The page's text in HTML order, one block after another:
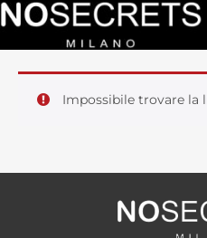
Impossibile trovare la